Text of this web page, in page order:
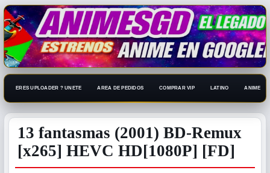
ERES UPLOADER ? UNETE AREA DE PEDIDOS COMPRAR VIP LATINO ANIME
13 fantasmas (2001) BD-Remux
[x265] HEVC HD[1080P] [FD]